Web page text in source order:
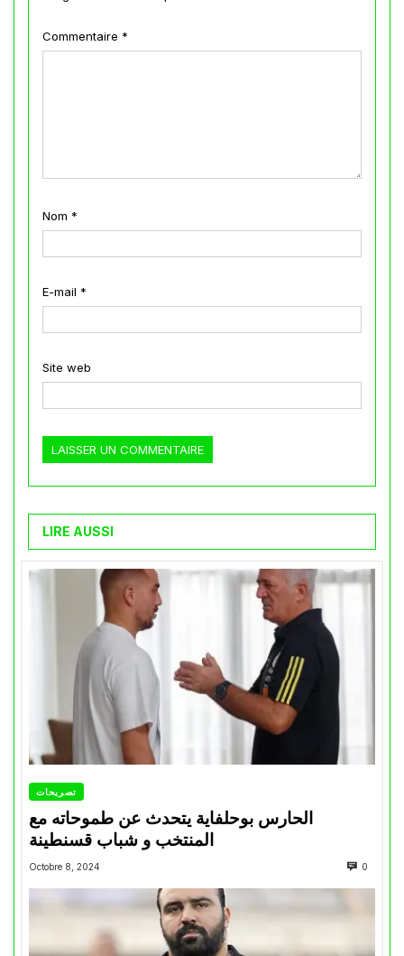
Commentaire *
Nom *
E-mail *
Site web
LIRE AUSSI
تصريحات
الحارس بوحلفاية يتحدث عن طموحاته مع
المنتخب و شباب قسنطينة
Octobre 8, 2024 0